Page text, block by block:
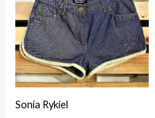
Sonia Rykiel